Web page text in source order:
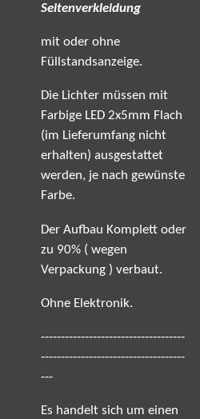
Seitenverkleidung
mit oder ohne
Füllstandsanzeige.
Die Lichter müssen mit
Farbige LED 2x5mm Flach
(im Lieferumfang nicht
erhalten) ausgestattet
werden, je nach gewünste
Farbe.
Der Aufbau Komplett oder
zu 90% ( wegen
Verpackung ) verbaut.
Ohne Elektronik.
------------------------------------
------------------------------------
---
Es handelt sich um einen